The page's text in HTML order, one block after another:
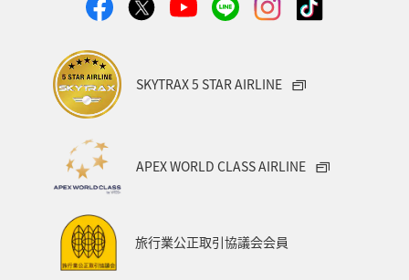
鹿児島県 栃木県 マダイ
家族旅行
中国地方 アメリカ
イワナ
アメリカ・カナダ・中南米
世界遺産
愛媛県 福島県
SKYTRAX 5 STAR AIRLINE
APEX WORLD CLASS AIRLINE
旅行業公正取引協議会会員